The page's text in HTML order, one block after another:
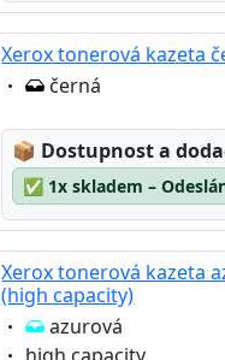
Xerox tonerová kazeta
Eigenschaft:
černá
📦 Lagerstatus:
Dostupnost a
✅ 1x skladem –
Xerox tonerová kazeta
(high capacity)
Eigenschaft:
azurová
Eigenschaft: